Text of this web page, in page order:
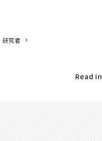
研究者
Read in